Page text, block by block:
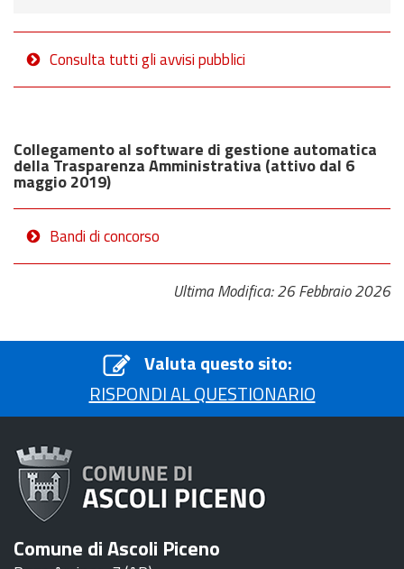
Consulta tutti gli avvisi pubblici
Collegamento al software di gestione automatica
della Trasparenza Amministrativa (attivo dal 6
maggio 2019)
Bandi di concorso
Ultima Modifica: 26 Febbraio 2026
Valuta questo sito:
RISPONDI AL QUESTIONARIO
Comune di Ascoli Piceno